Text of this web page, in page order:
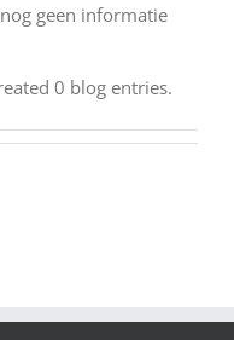
geen informatie
0 blog entries.